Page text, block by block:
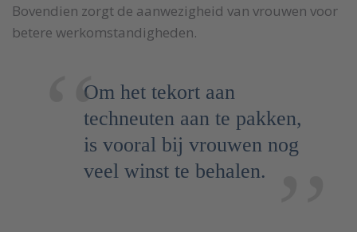
Bovendien zorgt de aanwezigheid van vrouwen voor
betere werkomstandigheden.
Om het tekort aan
techneuten aan te pakken,
is vooral bij vrouwen nog
veel winst te behalen.